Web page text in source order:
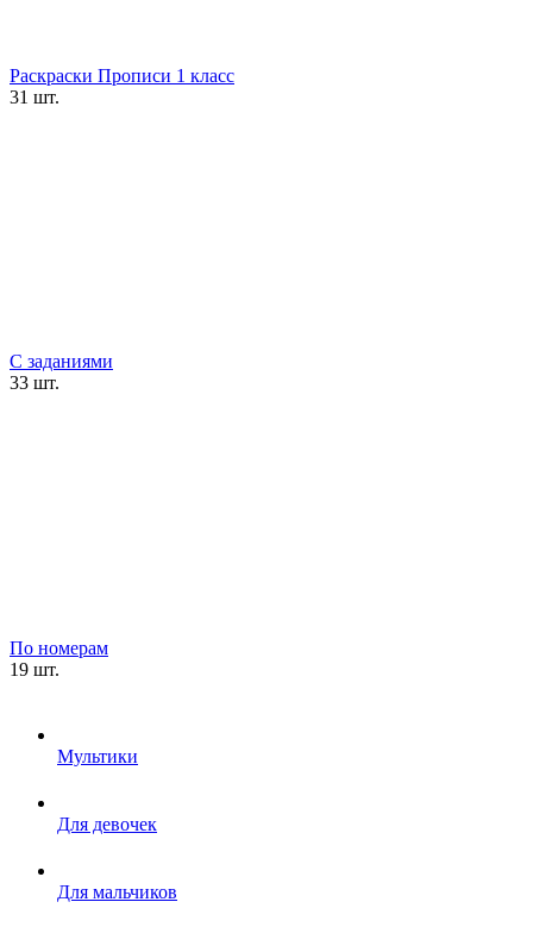
Раскраски Прописи 1 класс
31 шт.
С заданиями
33 шт.
По номерам
19 шт.
Мультики
Для девочек
Для мальчиков